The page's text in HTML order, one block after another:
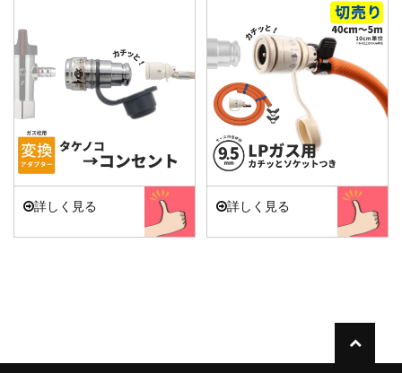
詳しく見る 詳しく見る